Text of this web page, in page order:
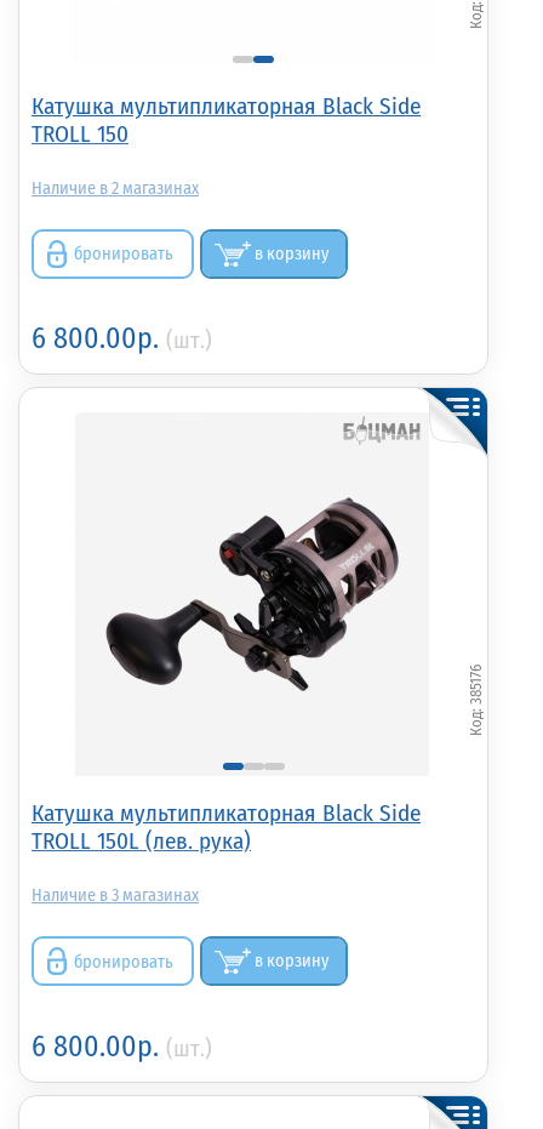
Катушка мультипликаторная Black Side
TROLL 150
2
бронировать в корзину
6 800.00р. (шт.)
Катушка мультипликаторная Black Side
TROLL 150L (лев. рука)
385176
3
бронировать в корзину
6 800.00р. (шт.)